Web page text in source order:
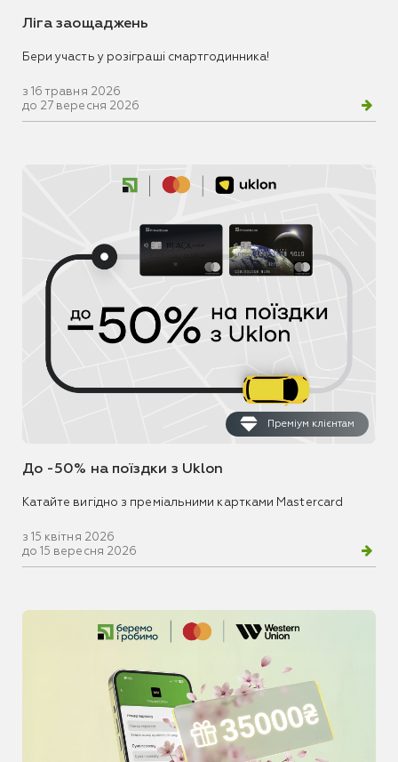
Ліга заощаджень
Бери участь у розіграші смартгодинника!
з 16 травня 2026
до 27 вересня 2026
Преміум клієнтам
До -50% на поїздки з Uklon
Катайте вигідно з преміальними картками Mastercard
з 15 квітня 2026
до 15 вересня 2026